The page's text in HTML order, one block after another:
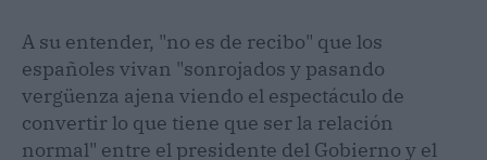
A su entender, "no es de recibo" que los
españoles vivan "sonrojados y pasando
vergüenza ajena viendo el espectáculo de
convertir lo que tiene que ser la relación
normal" entre el presidente del Gobierno y el